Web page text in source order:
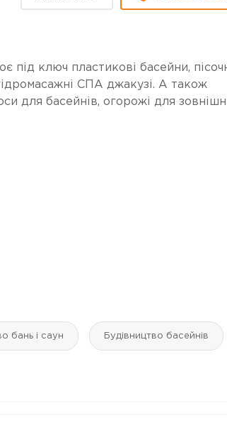
під ключ пластикові басейни,
СПА джакузі. А також
для басейнів, огорожі для
бань і саун Будівництво басейнів